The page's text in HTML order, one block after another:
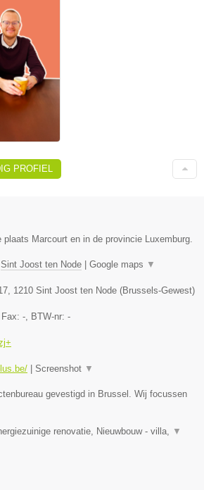
PROFIEL
plaats Marcourt en in de provincie Luxemburg.
Sint Joost ten Node Google maps ▼
1210 Sint Joost ten Node (Brussels-Gewest)
, Fax: - , BTW-nr: -
Screenshot ▼
gevestigd in Brussel. Wij focussen
renovatie, Nieuwbouw - villa, ▼